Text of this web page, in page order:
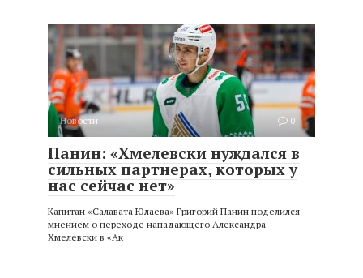
Новости 0
Панин: «Хмелевски нуждался в
сильных партнерах, которых у
нас сейчас нет»
Капитан «Салавата Юлаева» Григорий Панин поделился
мнением о переходе нападающего Александра
Хмелевски в «Ак